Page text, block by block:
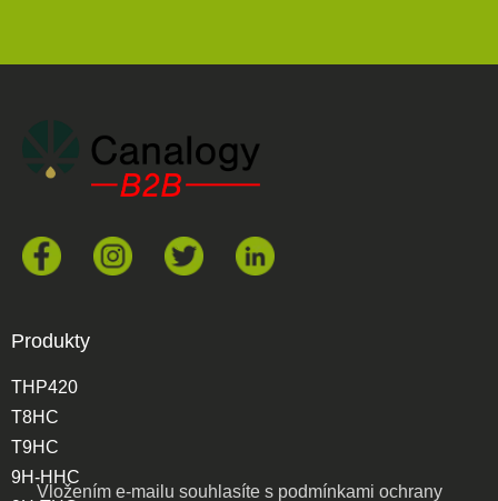
Vložením e-mailu souhlasíte s podmínkami ochrany
Produkty
THP420
T8HC
T9HC
9H-HHC